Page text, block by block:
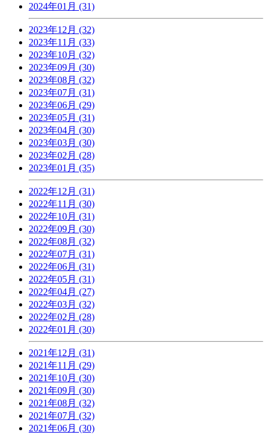
2024年01月 (31)
2023年12月 (32)
2023年11月 (33)
2023年10月 (32)
2023年09月 (30)
2023年08月 (32)
2023年07月 (31)
2023年06月 (29)
2023年05月 (31)
2023年04月 (30)
2023年03月 (30)
2023年02月 (28)
2023年01月 (35)
2022年12月 (31)
2022年11月 (30)
2022年10月 (31)
2022年09月 (30)
2022年08月 (32)
2022年07月 (31)
2022年06月 (31)
2022年05月 (31)
2022年04月 (27)
2022年03月 (32)
2022年02月 (28)
2022年01月 (30)
2021年12月 (31)
2021年11月 (29)
2021年10月 (30)
2021年09月 (30)
2021年08月 (32)
2021年07月 (32)
2021年06月 (30)